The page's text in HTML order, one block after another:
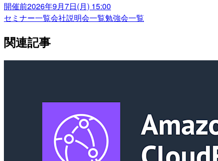
開催前2026年9月7日(月) 15:00
セミナー一覧会社説明会一覧勉強会一覧
関連記事